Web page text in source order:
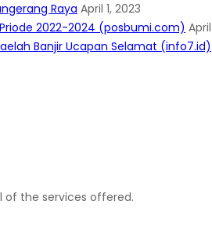
Raya April 1, 2023
2022-2024 (posbumi.com)
Banjir Ucapan Selamat (info7.id)
of the services offered.